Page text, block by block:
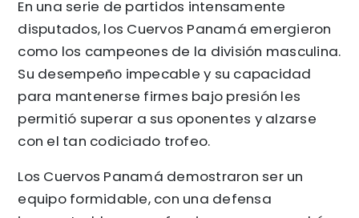
En una serie de partidos intensamente
disputados, los Cuervos Panamá emergieron
como los campeones de la división masculina.
Su desempeño impecable y su capacidad
para mantenerse firmes bajo presión les
permitió superar a sus oponentes y alzarse
con el tan codiciado trofeo.
Los Cuervos Panamá demostraron ser un
equipo formidable, con una defensa